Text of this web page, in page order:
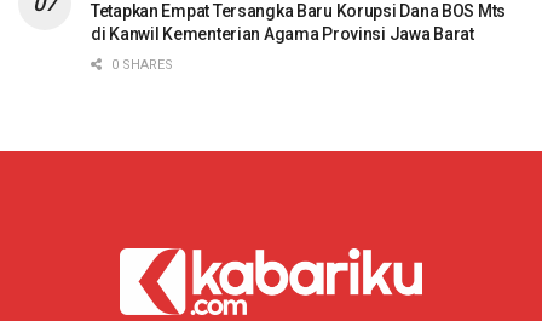
Tetapkan Empat Tersangka Baru Korupsi Dana BOS Mts
di Kanwil Kementerian Agama Provinsi Jawa Barat
0 SHARES